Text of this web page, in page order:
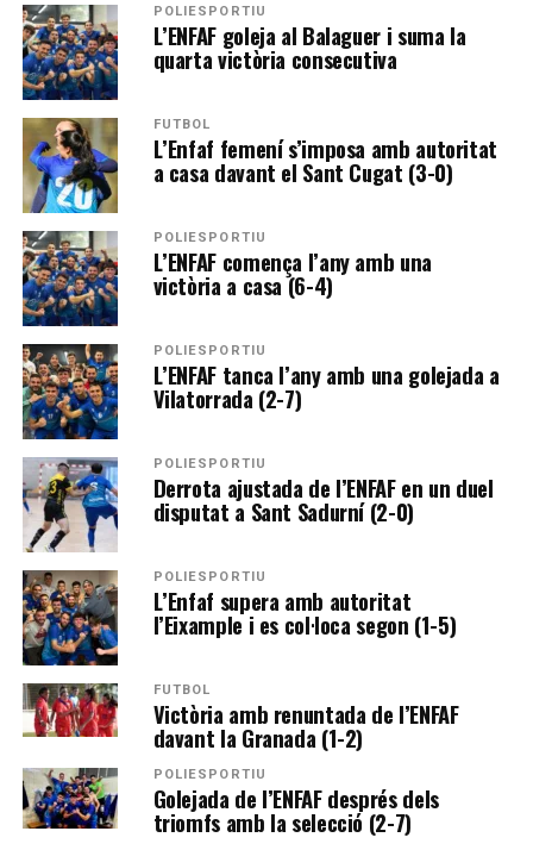
POLIESPORTIU
L’ENFAF goleja al Balaguer i suma la
quarta victòria consecutiva
FUTBOL
L’Enfaf femení s’imposa amb autoritat
a casa davant el Sant Cugat (3-0)
POLIESPORTIU
L’ENFAF comença l’any amb una
victòria a casa (6-4)
POLIESPORTIU
L’ENFAF tanca l’any amb una golejada a
Vilatorrada (2-7)
POLIESPORTIU
Derrota ajustada de l’ENFAF en un duel
disputat a Sant Sadurní (2-0)
POLIESPORTIU
L’Enfaf supera amb autoritat
l’Eixample i es col·loca segon (1-5)
FUTBOL
Victòria amb renuntada de l’ENFAF
davant la Granada (1-2)
POLIESPORTIU
Golejada de l’ENFAF després dels
triomfs amb la selecció (2-7)